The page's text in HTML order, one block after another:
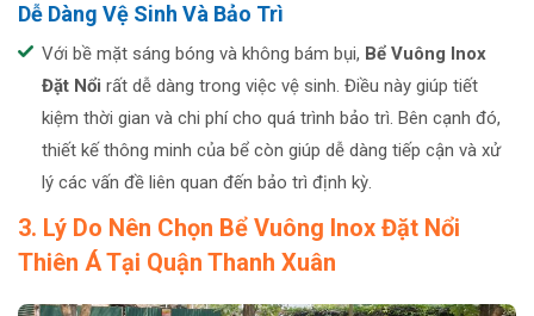
Dễ Dàng Vệ Sinh Và Bảo Trì
Với bề mặt sáng bóng và không bám bụi, Bể Vuông Inox
Đặt Nổi rất dễ dàng trong việc vệ sinh. Điều này giúp tiết
kiệm thời gian và chi phí cho quá trình bảo trì. Bên cạnh đó,
thiết kế thông minh của bể còn giúp dễ dàng tiếp cận và xử
lý các vấn đề liên quan đến bảo trì định kỳ.
3. Lý Do Nên Chọn Bể Vuông Inox Đặt Nổi
Thiên Á Tại Quận Thanh Xuân